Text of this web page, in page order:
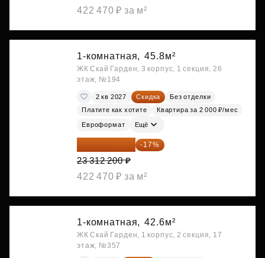
422 470 ₽ за м²
1-комнатная, 45.8м²
ЖК Скай Гарден, 3 корпус, 1 секция, 26
этаж, №194
2 кв 2027 Скидка
Без отделки
Платите как хотите
Квартира за 2 000 ₽/мес
Евроформат Ещё
19 349 126 ₽ -17%
23 312 200 ₽
422 470 ₽ за м²
1-комнатная, 42.6м²
ЖК Скай Гарден, 1 корпус, 2 секция, 17
этаж, №357